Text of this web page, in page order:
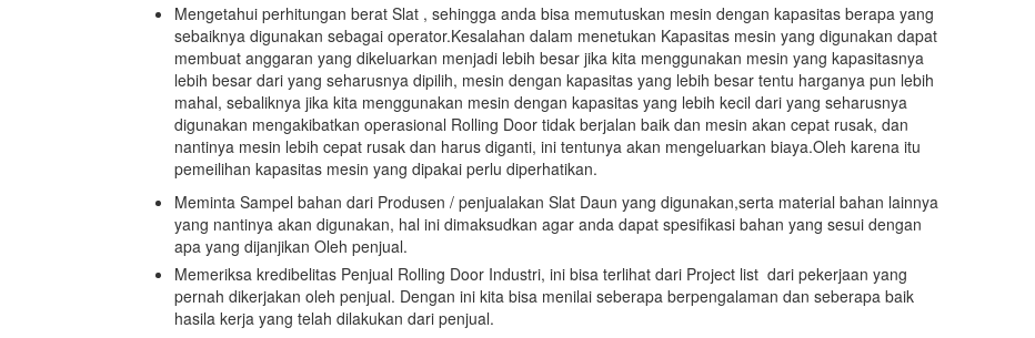
Mengetahui perhitungan berat Slat , sehingga anda bisa memutuskan mesin dengan kapasitas berapa yang
sebaiknya digunakan sebagai operator.Kesalahan dalam menetukan Kapasitas mesin yang digunakan dapat
membuat anggaran yang dikeluarkan menjadi lebih besar jika kita menggunakan mesin yang kapasitasnya
lebih besar dari yang seharusnya dipilih, mesin dengan kapasitas yang lebih besar tentu harganya pun lebih
mahal, sebaliknya jika kita menggunakan mesin dengan kapasitas yang lebih kecil dari yang seharusnya
digunakan mengakibatkan operasional Rolling Door tidak berjalan baik dan mesin akan cepat rusak, dan
nantinya mesin lebih cepat rusak dan harus diganti, ini tentunya akan mengeluarkan biaya.Oleh karena itu
pemeilihan kapasitas mesin yang dipakai perlu diperhatikan.
Meminta Sampel bahan dari Produsen / penjualakan Slat Daun yang digunakan,serta material bahan lainnya
yang nantinya akan digunakan, hal ini dimaksudkan agar anda dapat spesifikasi bahan yang sesui dengan
apa yang dijanjikan Oleh penjual.
Memeriksa kredibelitas Penjual Rolling Door Industri, ini bisa terlihat dari Project list dari pekerjaan yang
pernah dikerjakan oleh penjual. Dengan ini kita bisa menilai seberapa berpengalaman dan seberapa baik
hasila kerja yang telah dilakukan dari penjual.